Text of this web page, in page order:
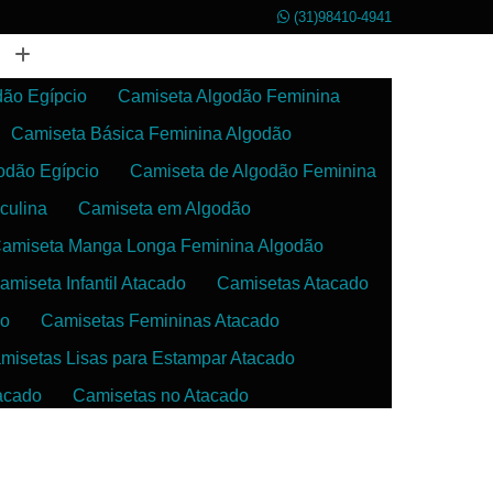
(31)98410-4941
Egípcio
Camiseta Algodão Feminina
Camiseta Básica Feminina Algodão
Egípcio
Camiseta de Algodão Feminina
Camiseta em Algodão
Manga Longa Feminina Algodão
Infantil Atacado
Camisetas Atacado
Camisetas Femininas Atacado
Lisas para Estampar Atacado
Camisetas no Atacado